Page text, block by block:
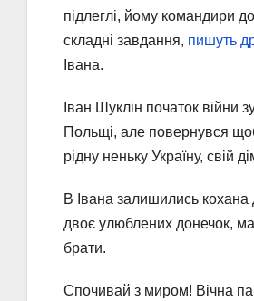
підлеглі, йому командири
складні завдання, пишуть
Івана.
Іван Шуклін початок війни
Польщі, але повернувся
рідну неньку Україну, свій
В Івана залишились кохана
двоє улюблених донечок,
брати.
Спочивай з миром! Вічна